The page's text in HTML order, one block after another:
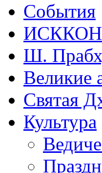
События
ИСККОН
Ш.
Великие
Святая
Культура